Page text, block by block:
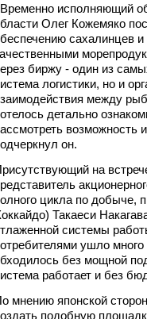
исполняющий
Олег Кожемяко
сахалинцев и
биржу - один из
логистики, но и
между
детально
возможность
он.
на
цикла по добыче,
Такаеси
системы
ушло
без мощной
работает и без
мнению японской
подобную